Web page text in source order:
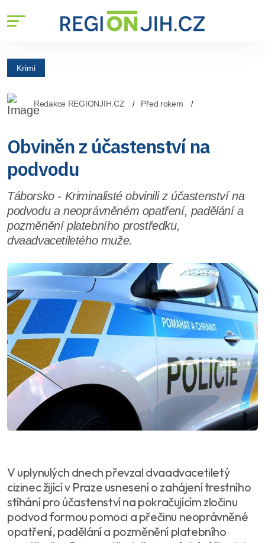
Krimi
Redakce REGIONJIH.CZ Před rokem
Obviněn z účastenství na
podvodu
Táborsko - Kriminalisté obvinili z účastenství na
podvodu a neoprávněném opatření, padělání a
pozměnění platebního prostředku,
dvaadvacetiletého muže.
V uplynulých dnech převzal dvaadvacetiletý
cizinec žijící v Praze usnesení o zahájení trestního
stíhání pro účastenství na pokračujícím zločinu
podvod formou pomoci a přečinu neoprávněné
opatření, padělání a pozměnění platebního